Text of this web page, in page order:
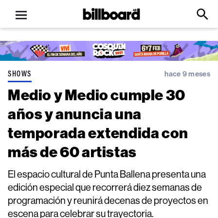
Open
menu
Billboard
Click
Input
SHOWS hace 9 meses
Medio y Medio cumple 30
años y anuncia una
temporada extendida con
más de 60 artistas
El espacio cultural de Punta Ballena presenta una
edición especial que recorrerá diez semanas de
programación y reunirá decenas de proyectos en
escena para celebrar su trayectoria.